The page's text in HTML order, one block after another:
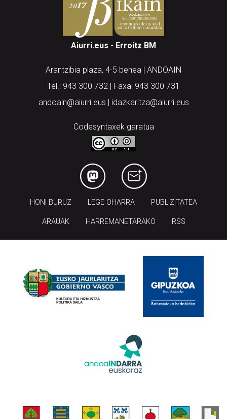
Aiurri.eus - Erroitz BM
Arantzibia plaza, 4-5 behea | ANDOAIN
Tel.: 943 300 732 | Faxa: 943 300 731
andoain@aiurri.eus | idazkaritza@aiurri.eus
Codesyntaxek garatua
HONI BURUZ LEGE OHARRA PUBLIZITATEA
ARAUAK HARREMANETARAKO RSS